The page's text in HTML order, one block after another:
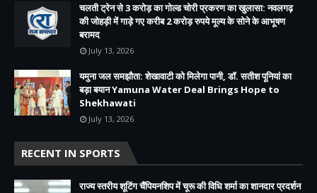
चलती ट्रेन से 3 करोड़ का गोल्ड चोरी प्रकरण का खुलासा: नवलगढ़
की जोहड़ी में गाड़े गए करीब 2 करोड़ रुपये मूल्य के सोने के आभूषण
बरामद
July 13, 2026
यमुना जल समझौता: शेखावाटी को मिलेगा पानी, डॉ. सतीश पूनियां का
बड़ा बयान Yamuna Water Deal Brings Hope to
Shekhawati
July 13, 2026
RECENT IN SPORTS
राज्य स्तरीय शूटिंग चैंपियनशिप में चूरू की विधि शर्मा का शानदार प्रदर्शन